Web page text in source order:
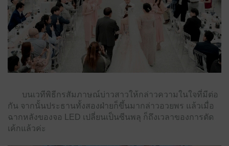
บนเวทีพิธีกรสัมภาษณ์บ่าวสาวให้กล่าวความในใจที่มีต่อ
กัน จากนั้นประธานทั้งสองฝ่ายก็ขึ้นมากล่าวอวยพร แล้วเมื่อ
ฉากหลังของจอ LED เปลี่ยนเป็นซีนพลุ ก็ถึงเวลาของการตัด
เค้กแล้วค่ะ